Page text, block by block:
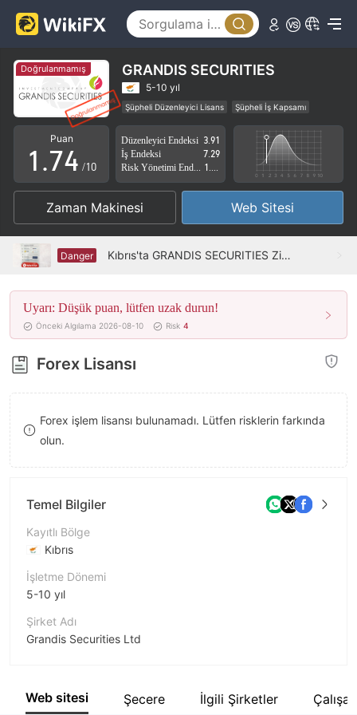
Doğrulanmamış GRANDIS SECURITIES
5-10 yıl
Şüpheli Düzenleyici Lisans
Şüpheli İş Kapsamı
Yüksek düzeyde potansiyel risk
Puan
0
1
2
3
4
5
6
7
8
9
.
3
4
5
6
7
8
9
0
1
2
3
4
5
6
7
8
9
/10
Düzenleyici Endeksi 3.91
İş Endeksi
7.29
Zaman Makinesi Web Sitesi
Danger Kıbrıs'ta GRANDIS SECURITIES Ziyareti - Hiçbir Ofis Bulunamadı
Uyarı: Düşük puan, lütfen uzak durun!
Önceki Algılama 2026-08-10 Risk 4
Forex Lisansı
Forex işlem lisansı bulunamadı. Lütfen risklerin farkında
olun.
Temel Bilgiler
Kayıtlı Bölge
Kıbrıs
İşletme Dönemi
5-10 yıl
Şirket Adı
Grandis Securities Ltd
Şirket çalışanı
Web sitesi Şecere İlgili Şirketler